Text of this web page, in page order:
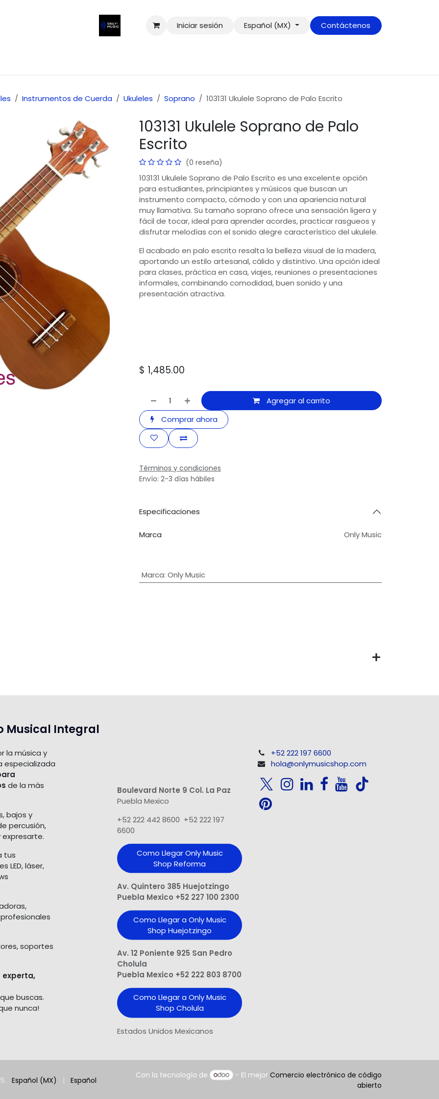
Iniciar sesión Español (MX) Contáctenos
Instrumentos de Cuerda Ukuleles Soprano 103131 Ukulele Soprano de Palo Escrito
103131 Ukulele Soprano de Palo
Escrito
(0 reseña)
103131 Ukulele Soprano de Palo Escrito es una excelente opción
para estudiantes, principiantes y músicos que buscan un
instrumento compacto, cómodo y con una apariencia natural
muy llamativa. Su tamaño soprano ofrece una sensación ligera y
fácil de tocar, ideal para aprender acordes, practicar rasgueos y
disfrutar melodías con el sonido alegre característico del ukulele.
El acabado en palo escrito resalta la belleza visual de la madera,
aportando un estilo artesanal, cálido y distintivo. Una opción ideal
para clases, práctica en casa, viajes, reuniones o presentaciones
informales, combinando comodidad, buen sonido y una
presentación atractiva.
$ 1,485.00
Agregar al carrito
Comprar ahora
Términos y condiciones
Envío: 2-3 días hábiles
Especificaciones
Marca Only Music
Marca: Only Music
Musical Integral
la música y
especializada
de la más
bajos y
percusión,
tus
LED, láser,
soportes
experta,
buscas.
nunca!
Boulevard Norte 9 Col. La Paz
Puebla Mexico
+52 222 442 8600 +52 222 197
6600
Como Llegar Only Music
Shop​ Reforma
Av. Quintero 385 Huejotzingo
Puebla Mexico +52 227 100 2300
Como Llegar a Only Music
Shop Huejotzingo
Av. 12 Poniente 925 San Pedro
Cholula
Puebla Mexico +52 222 803 8700
Como Llegar a Only Music
Shop Cholula
Estados Unidos Mexicanos
+52 222 197 6600
hola@onlymusicshop.com
Español (MX) | Español
Con la tecnología de - El mejor Comercio electrónico de código
abierto